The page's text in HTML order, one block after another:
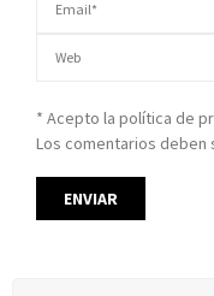
* Acepto la política de
Los comentarios deben